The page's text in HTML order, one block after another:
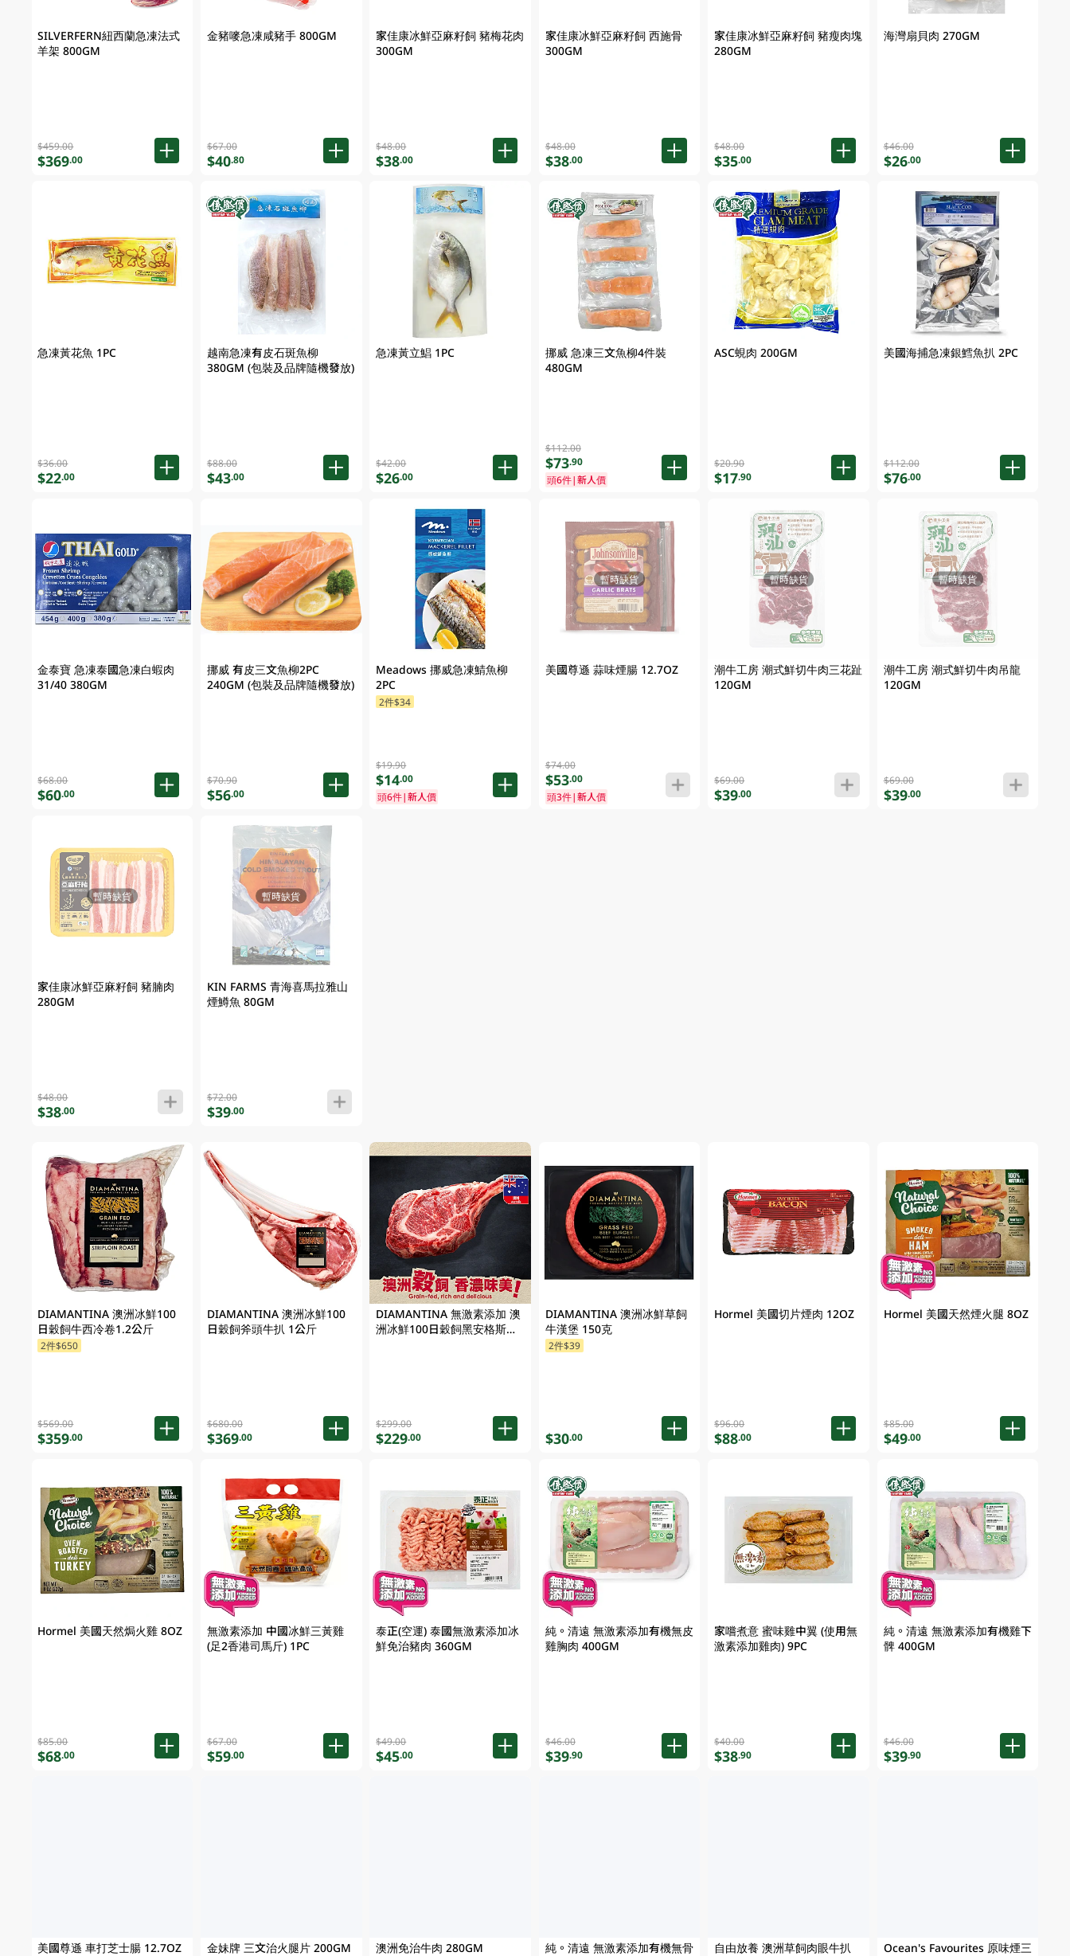
SILVERFERN紐西蘭急凍法式
羊架 800GM
$459.00
$369.00
金豬嘜急凍咸豬手 800GM
$67.00
$40.80
家佳康冰鮮亞麻籽飼 豬梅花肉
300GM
$48.00
$38.00
家佳康冰鮮亞麻籽飼 西施骨
300GM
$48.00
$38.00
家佳康冰鮮亞麻籽飼 豬瘦肉塊
280GM
$48.00
$35.00
海灣扇貝肉 270GM
$46.00
$26.00
急凍黃花魚 1PC
$36.00
$22.00
越南急凍有皮石斑魚柳
380GM (包裝及品牌隨機發放)
$88.00
$43.00
急凍黃立鯧 1PC
$42.00
$26.00
挪威 急凍三文魚柳4件裝
480GM
$112.00
$73.90
頭6件|新人價
ASC蜆肉 200GM
$20.90
$17.90
美國海捕急凍銀鱈魚扒 2PC
$112.00
$76.00
金泰寶 急凍泰國急凍白蝦肉
31/40 380GM
$68.00
$60.00
挪威 有皮三文魚柳2PC
240GM (包裝及品牌隨機發放)
$70.90
$56.00
Meadows 挪威急凍鯖魚柳
2PC
2件$34
$19.90
$14.00
頭6件|新人價
暫時缺貨
美國尊遜 蒜味煙腸 12.7OZ
$74.00
$53.00
頭3件|新人價
暫時缺貨
潮牛工房 潮式鮮切牛肉三花趾
120GM
$69.00
$39.00
暫時缺貨
潮牛工房 潮式鮮切牛肉吊龍
120GM
$69.00
$39.00
暫時缺貨
家佳康冰鮮亞麻籽飼 豬腩肉
280GM
$48.00
$38.00
暫時缺貨
KIN FARMS 青海喜馬拉雅山
煙鱒魚 80GM
$72.00
$39.00
DIAMANTINA 澳洲冰鮮100
日穀飼牛西冷卷1.2公斤
2件$650
$569.00
$359.00
DIAMANTINA 澳洲冰鮮100
日穀飼斧頭牛扒 1公斤
$680.00
$369.00
DIAMANTINA 無激素添加 澳
洲冰鮮100日穀飼黑安格斯帶
$299.00
$229.00
DIAMANTINA 澳洲冰鮮草飼
牛漢堡 150克
2件$39
$30.00
Hormel 美國切片煙肉 12OZ
$96.00
$88.00
Hormel 美國天然煙火腿 8OZ
$85.00
$49.00
Hormel 美國天然焗火雞 8OZ
$85.00
$68.00
無激素添加 中國冰鮮三黃雞
(足2香港司馬斤) 1PC
$67.00
$59.00
泰正(空運) 泰國無激素添加冰
鮮免治豬肉 360GM
$49.00
$45.00
純。清遠 無激素添加有機無皮
雞胸肉 400GM
$46.00
$39.90
家嚐煮意 蜜味雞中翼 (使用無
激素添加雞肉) 9PC
$40.00
$38.90
純。清遠 無激素添加有機雞下
髀 400GM
$46.00
$39.90
美國尊遜 車打芝士腸 12.7OZ 金妹牌 三文治火腿片 200GM 澳洲免治牛肉 280GM
純。清遠 無激素添加有機無骨
自由放養 澳洲草飼肉眼牛扒
Ocean's Favourites 原味煙三